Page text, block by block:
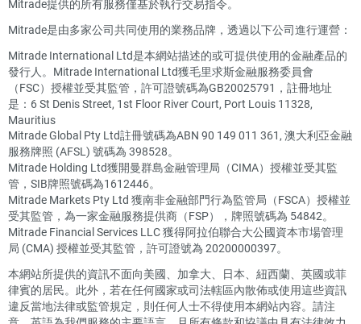
Mitrade提供的所有服務僅基於執行交易指令。
Mitrade是由多家公司共同使用的業務品牌，透過以下公司進行運營：
Mitrade International Ltd是本網站描述的或可提供使用的金融產品的
發行人。Mitrade International Ltd獲毛里求斯金融服務委員會
（FSC）授權並受其監管，許可證號碼為GB20025791，註冊地址
是：6 St Denis Street, 1st Floor River Court, Port Louis 11328,
Mauritius
Mitrade Global Pty Ltd註冊號碼為ABN 90 149 011 361, 澳大利亞金融
服務牌照 (AFSL) 號碼為 398528。
Mitrade Holding Ltd獲開曼群島金融管理局（CIMA）授權並受其監
管，SIB牌照號碼為1612446。
Mitrade Markets Pty Ltd 獲南非金融部門行為監管局（FSCA）授權並
受其監管，為一家金融服務提供商（FSP），牌照號碼為 54842。
Mitrade Financial Services LLC 獲得阿拉伯聯合大公國資本市場管理
局 (CMA) 授權並受其監管，許可證號為 20200000397。
本網站所提供的資訊不面向美國、加拿大、日本、紐西蘭、英國或菲
律賓的居民。此外，若在任何國家或司法轄區內散佈或使用這些資訊
違反當地法律或監管規定，則任何人士不得使用本網站內容。請注